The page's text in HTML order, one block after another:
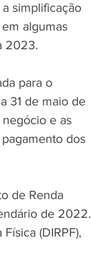
simplificação
algumas
2023.
para o
31 de maio de
e as
dos
de Renda
de 2022.
(DIRPF),